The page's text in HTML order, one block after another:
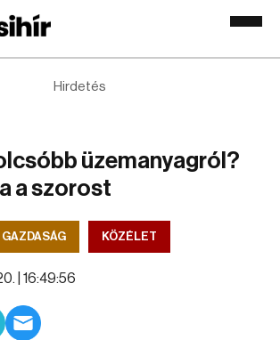
Hirdetés
üzemanyagról?
a szorost
GAZDASÁG KÖZÉLET
| 16:49:56